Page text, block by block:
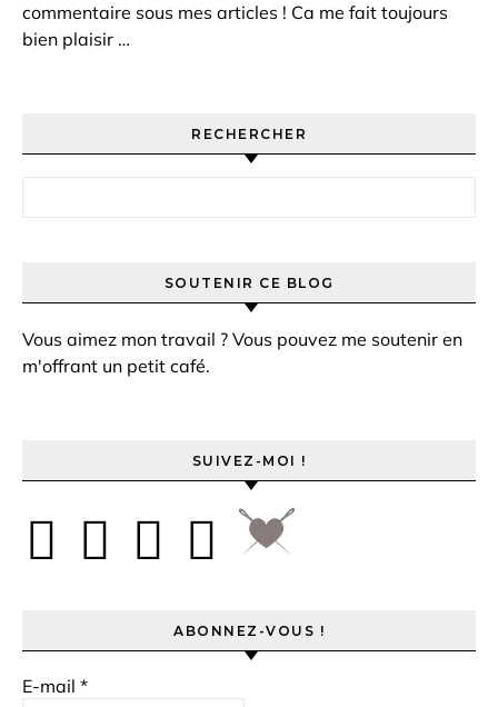
commentaire sous mes articles ! Ca me fait toujours
bien plaisir …
RECHERCHER
SOUTENIR CE BLOG
Vous aimez mon travail ? Vous pouvez me soutenir en
m'offrant un petit café.
SUIVEZ-MOI !
ABONNEZ-VOUS !
E-mail *